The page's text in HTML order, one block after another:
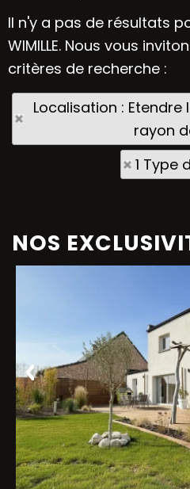
Il n'y a pas de résultats
WIMILLE. Nous vous
critères de recherche :
Localisation :
rayon
1 Type
NOS